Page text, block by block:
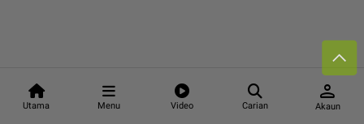
Utama Menu Video Carian
person
Akaun